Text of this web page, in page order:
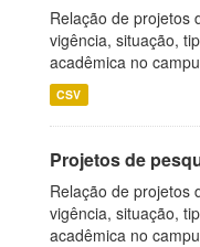
Relação de projetos
vigência, situação,
acadêmica no
CSV
Projetos de
Relação de projetos
vigência, situação,
acadêmica no